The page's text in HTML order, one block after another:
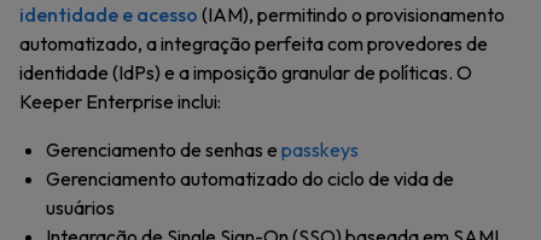
identidade e acesso (IAM), permitindo o provisionamento
automatizado, a integração perfeita com provedores de
identidade (IdPs) e a imposição granular de políticas. O
Keeper Enterprise inclui:
Gerenciamento de senhas e passkeys
Gerenciamento automatizado do ciclo de vida de
usuários